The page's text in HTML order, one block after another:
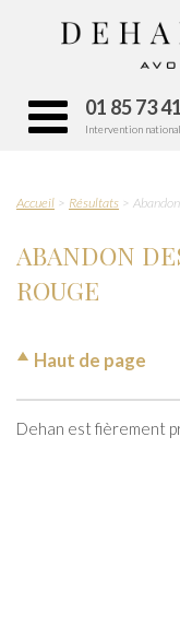
01 85 73
Intervention
Accueil Résultats
ABANDON
ROUGE
Haut de page
Dehan est fièrement